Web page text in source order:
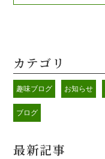
カテゴリ
趣味ブログ お知らせ
ブログ
最新記事